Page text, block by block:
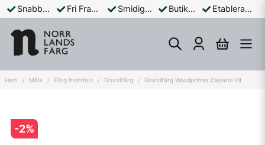
Snabba Leveranser Fri Frakt Över 899:- Smidiga Betalningar Butik och Online Etablerad Sedan 1965
Hem Måla Färg Inomhus Grundfärg Grundfärg Woodprimer Caparol Vit
-2%